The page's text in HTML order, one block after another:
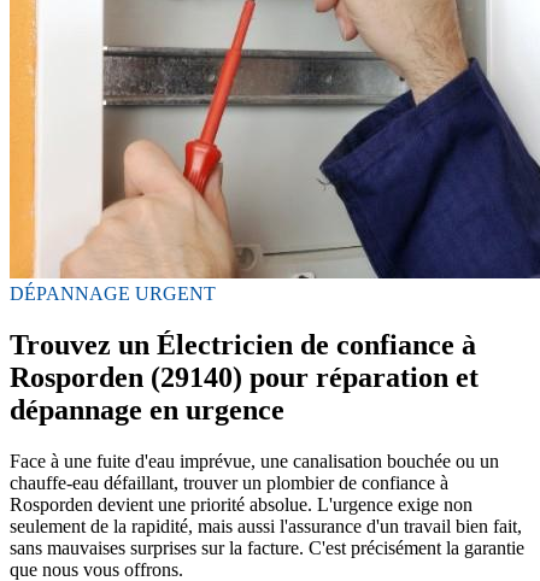
DÉPANNAGE URGENT
Trouvez un Électricien de confiance à
Rosporden (29140) pour réparation et
dépannage en urgence
Face à une fuite d'eau imprévue, une canalisation bouchée ou un
chauffe-eau défaillant, trouver un plombier de confiance à
Rosporden devient une priorité absolue. L'urgence exige non
seulement de la rapidité, mais aussi l'assurance d'un travail bien fait,
sans mauvaises surprises sur la facture. C'est précisément la garantie
que nous vous offrons.